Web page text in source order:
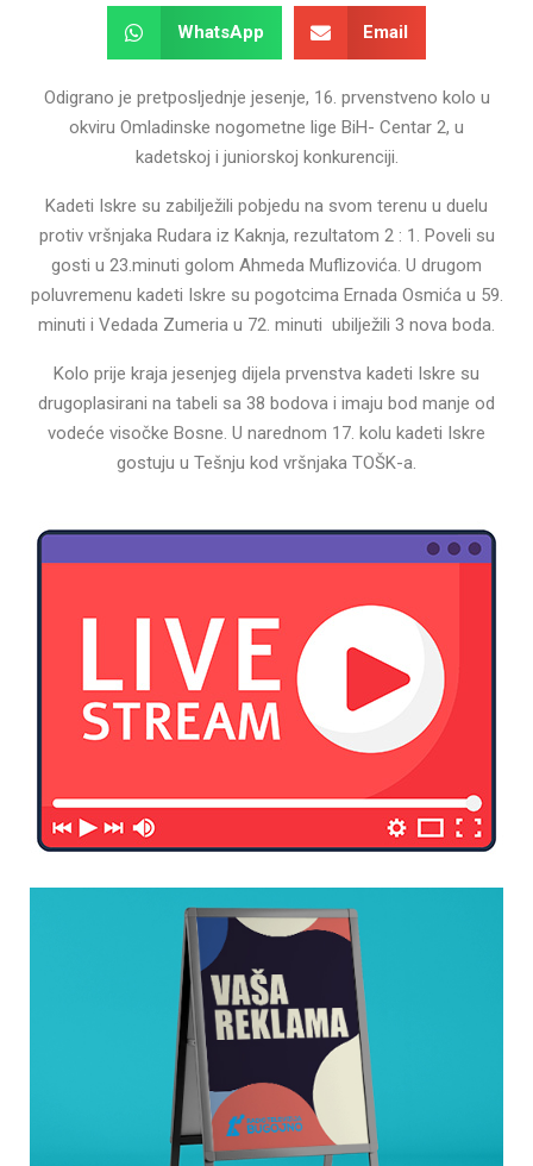
WhatsApp Email
Odigrano je pretposljednje jesenje, 16. prvenstveno kolo u
okviru Omladinske nogometne lige BiH- Centar 2, u
kadetskoj i juniorskoj konkurenciji.
Kadeti Iskre su zabilježili pobjedu na svom terenu u duelu
protiv vršnjaka Rudara iz Kaknja, rezultatom 2 : 1. Poveli su
gosti u 23.minuti golom Ahmeda Muflizovića. U drugom
poluvremenu kadeti Iskre su pogotcima Ernada Osmića u 59.
minuti i Vedada Zumeria u 72. minuti ubilježili 3 nova boda.
Kolo prije kraja jesenjeg dijela prvenstva kadeti Iskre su
drugoplasirani na tabeli sa 38 bodova i imaju bod manje od
vodeće visočke Bosne. U narednom 17. kolu kadeti Iskre
gostuju u Tešnju kod vršnjaka TOŠK-a.